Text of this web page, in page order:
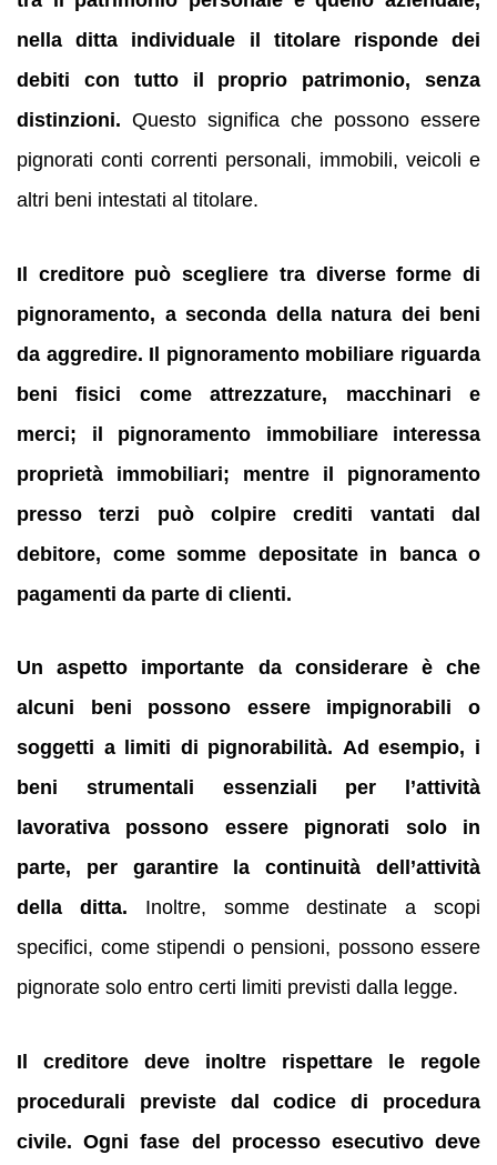
nella ditta individuale il titolare risponde dei
debiti con tutto il proprio patrimonio, senza
distinzioni. Questo significa che possono essere
pignorati conti correnti personali, immobili, veicoli e
altri beni intestati al titolare.
Il creditore può scegliere tra diverse forme di
pignoramento, a seconda della natura dei beni
da aggredire. Il pignoramento mobiliare riguarda
beni fisici come attrezzature, macchinari e
merci; il pignoramento immobiliare interessa
proprietà immobiliari; mentre il pignoramento
presso terzi può colpire crediti vantati dal
debitore, come somme depositate in banca o
pagamenti da parte di clienti.
Un aspetto importante da considerare è che
alcuni beni possono essere impignorabili o
soggetti a limiti di pignorabilità. Ad esempio, i
beni strumentali essenziali per l’attività
lavorativa possono essere pignorati solo in
parte, per garantire la continuità dell’attività
della ditta. Inoltre, somme destinate a scopi
specifici, come stipendi o pensioni, possono essere
pignorate solo entro certi limiti previsti dalla legge.
Il creditore deve inoltre rispettare le regole
procedurali previste dal codice di procedura
civile. Ogni fase del processo esecutivo deve